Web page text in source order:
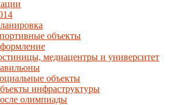
объекты
медиацентры и университет
объекты
инфраструктуры
олимпиады